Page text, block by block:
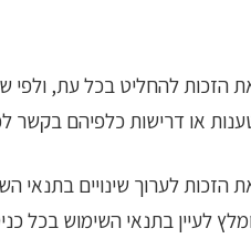
הזכות להחליט בכל עת, ולפי
או דרישות כלפיהם בקשר
לעיין בתנאי השימוש בכל